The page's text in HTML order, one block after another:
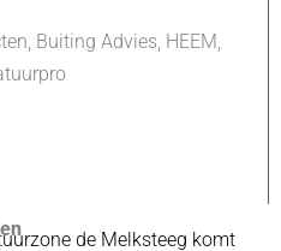
Buiting Advies, HEEM,
de Melksteeg komt